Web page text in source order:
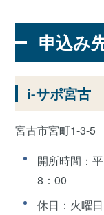
申込み
i-サポ宮古
宮古市宮町1-3-
開所時間：
8：00
休日：火曜